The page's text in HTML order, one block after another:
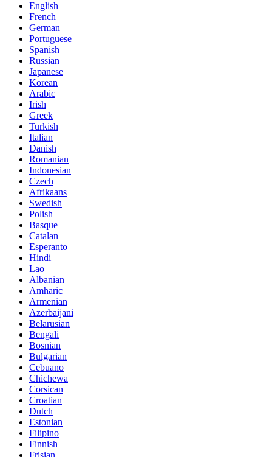
English
French
German
Portuguese
Spanish
Russian
Japanese
Korean
Arabic
Irish
Greek
Turkish
Italian
Danish
Romanian
Indonesian
Czech
Afrikaans
Swedish
Polish
Basque
Catalan
Esperanto
Hindi
Lao
Albanian
Amharic
Armenian
Azerbaijani
Belarusian
Bengali
Bosnian
Bulgarian
Cebuano
Chichewa
Corsican
Croatian
Dutch
Estonian
Filipino
Finnish